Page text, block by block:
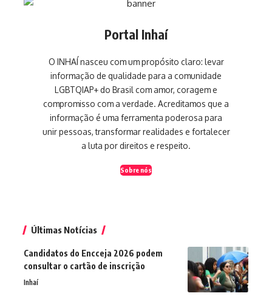
Portal Inhaí
O INHAÍ nasceu com um propósito claro: levar
informação de qualidade para a comunidade
LGBTQIAP+ do Brasil com amor, coragem e
compromisso com a verdade. Acreditamos que a
informação é uma ferramenta poderosa para
unir pessoas, transformar realidades e fortalecer
a luta por direitos e respeito.
Sobre nós
Últimas Notícias
Candidatos do Encceja 2026 podem
consultar o cartão de inscrição
Inhaí